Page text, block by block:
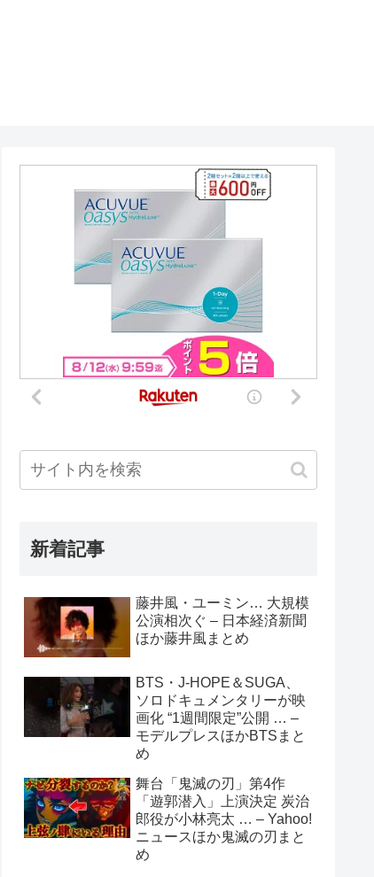
新着記事
藤井風・ユーミン… 大規模
公演相次ぐ – 日本経済新聞
ほか藤井風まとめ
BTS・J-HOPE＆SUGA、
ソロドキュメンタリーが映
画化 “1週間限定”公開 … –
モデルプレスほかBTSまと
め
舞台「鬼滅の刃」第4作
「遊郭潜入」上演決定 炭治
郎役が小林亮太 … – Yahoo!
ニュースほか鬼滅の刃まと
め